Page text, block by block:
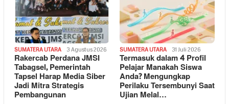
SUMATERA UTARA 3 Agustus 2026
Rakercab Perdana JMSI
Tabagsel, Pemerintah
Tapsel Harap Media Siber
Jadi Mitra Strategis
Pembangunan
SUMATERA UTARA 31 Juli 2026
Termasuk dalam 4 Profil
Pelajar Manakah Siswa
Anda? Mengungkap
Perilaku Tersembunyi Saat
Ujian Melal…